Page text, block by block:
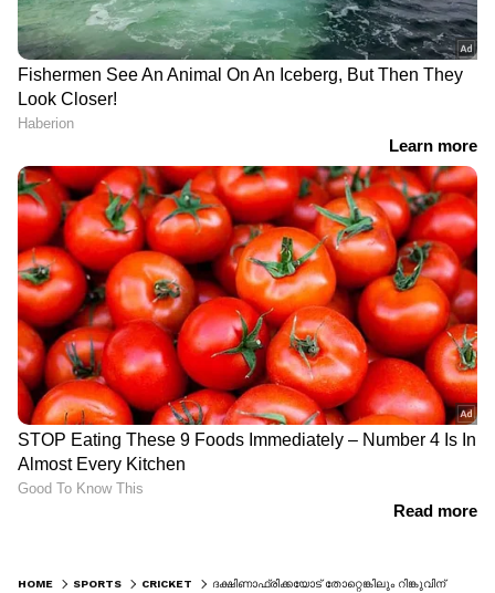
HOME SPORTS CRICKET